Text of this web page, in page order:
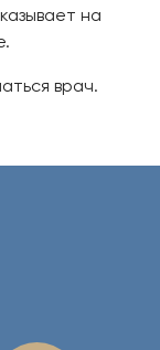
на
врач.